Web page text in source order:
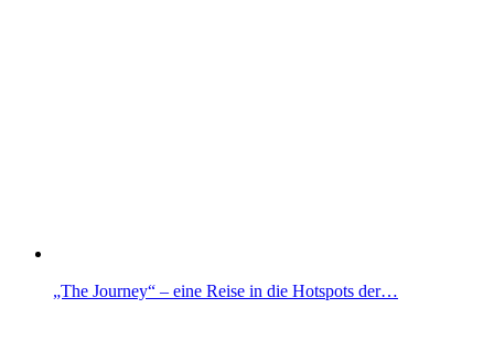
„The Journey“ – eine Reise in die Hotspots der…